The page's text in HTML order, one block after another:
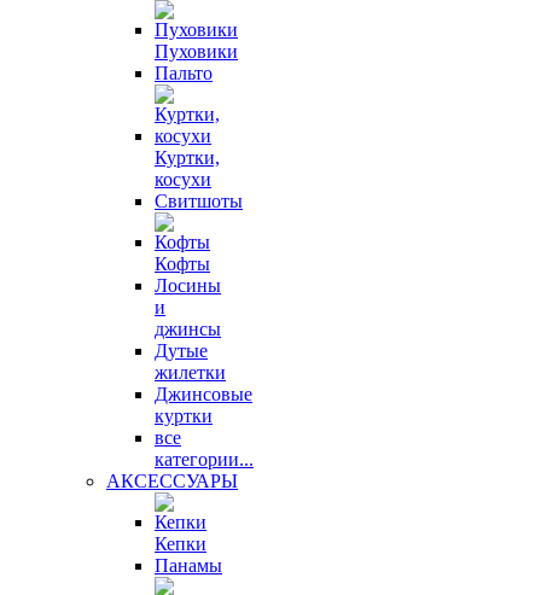
Пуховики
Пальто
Куртки,
косухи
Свитшоты
Кофты
Лосины
и
джинсы
Дутые
жилетки
Джинсовые
куртки
все
категории...
АКСЕССУАРЫ
Кепки
Панамы